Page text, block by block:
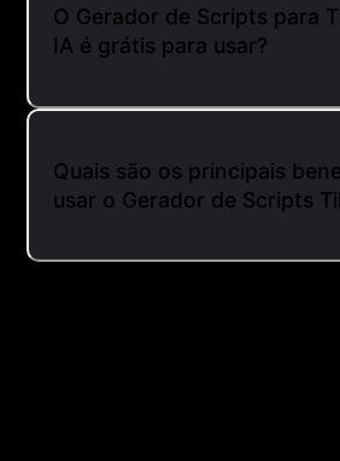
O Gerador de Scripts para
IA é grátis para usar?
Quais são os principais
usar o Gerador de Scripts